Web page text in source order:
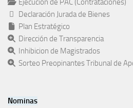
Ejecución de PAC (Contrataciones)
Declaración Jurada de Bienes
Plan Estratégico
Dirección de Transparencia
Inhibicion de Magistrados
Sorteo Preopinantes Tribunal de
Nominas